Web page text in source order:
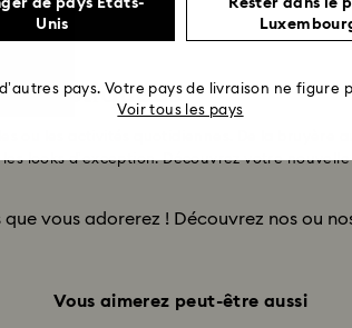
ou les activités quotidiennes. De la
looks d’exception. Découvrez votre
vous adorerez ! Découvrez nos ou
Vous aimerez peut-être aussi
Unis
pays. Votre pays de livraison ne figure
Voir tous les pays